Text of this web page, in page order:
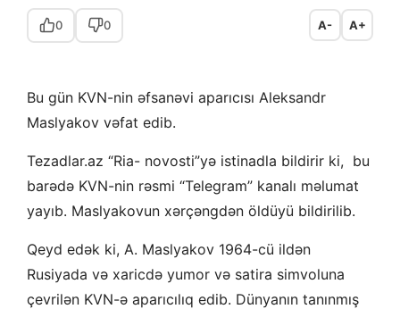
0 0 A- A+
Bu gün KVN-nin əfsanəvi aparıcısı Aleksandr
Maslyakov vəfat edib.
Tezadlar.az “Ria- novosti”yə istinadla bildirir ki, bu
barədə KVN-nin rəsmi “Telegram” kanalı məlumat
yayıb. Maslyakovun xərçəngdən öldüyü bildirilib.
Qeyd edək ki, A. Maslyakov 1964-cü ildən
Rusiyada və xaricdə yumor və satira simvoluna
çevrilən KVN-ə aparıcılıq edib. Dünyanın tanınmış